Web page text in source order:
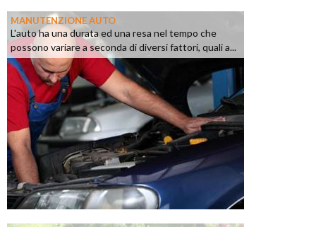
MANUTENZIONE AUTO
L'auto ha una durata ed una resa nel tempo che
possono variare a seconda di diversi fattori, quali a...